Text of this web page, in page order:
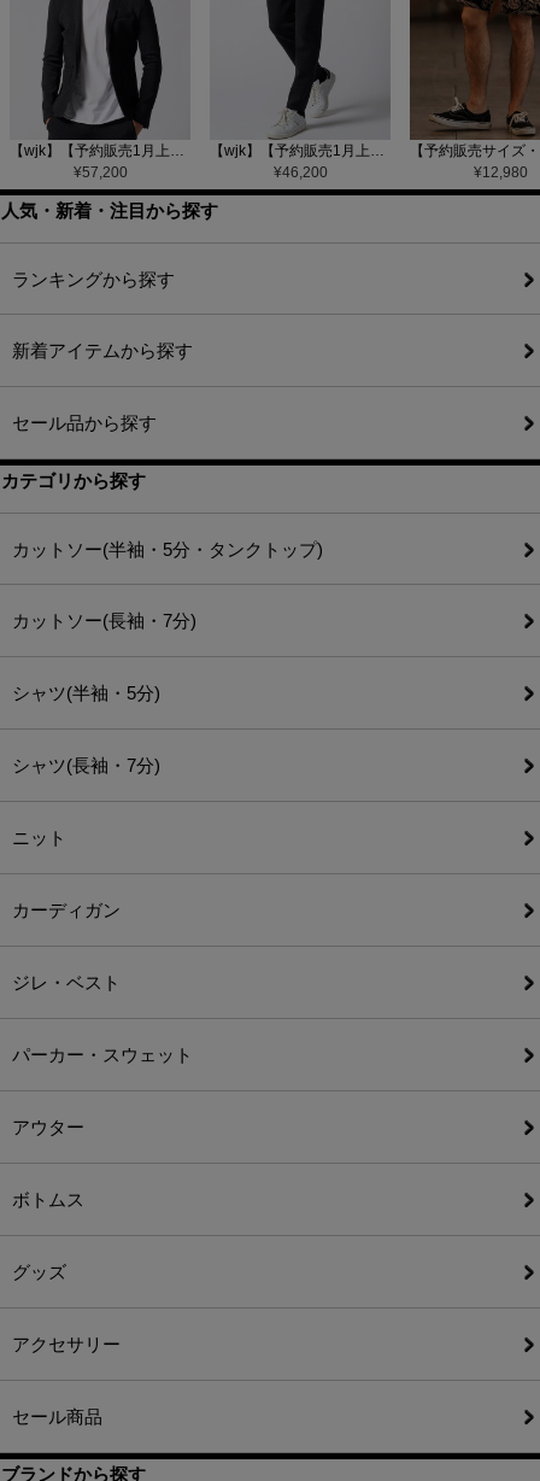
【wjk】【予約販売1月上旬～中旬入荷】function knit jacket(jacquard check) ニットジャケット(207 mw08j)
¥57,200
【wjk】【予約販売1月上旬～中旬入荷】function knit easy slacks(jacquard check) ニットイージーパンツ(504 mw08j)
¥46,200 ¥12,980
人気・新着・注目から探す
ランキングから探す
新着アイテムから探す
セール品から探す
カテゴリから探す
カットソー(半袖・5分・タンクトップ)
カットソー(長袖・7分)
シャツ(半袖・5分)
シャツ(長袖・7分)
ニット
カーディガン
ジレ・ベスト
パーカー・スウェット
アウター
ボトムス
グッズ
アクセサリー
セール商品
ブランドから探す